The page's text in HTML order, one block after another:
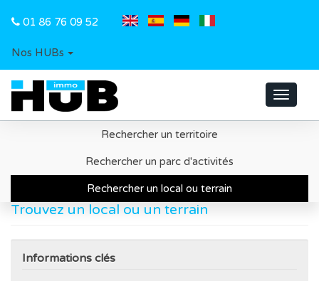
01 86 76 09 52
Nos HUBs
Toggle
Rechercher un territoire
Rechercher un parc d'activités
Rechercher un local ou terrain
Recherche d'un local ou d'un terrain
Trouvez un local ou un terrain
Informations clés